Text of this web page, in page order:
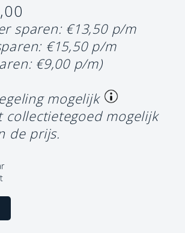
sparen: €13,50 p/m
€15,50 p/m
€9,00 p/m)
mogelijk
collectietegoed mogelijk
de prijs.